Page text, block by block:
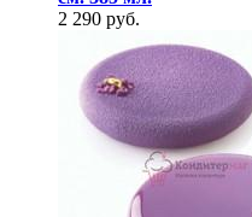
2 290 руб.